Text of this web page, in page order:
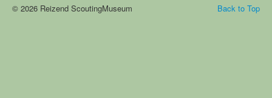
Back to Top
© 2026 Reizend ScoutingMuseum